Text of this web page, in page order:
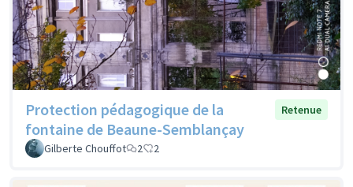
Protection pédagogique de la
fontaine de Beaune-Semblançay
Retenue
Gilberte Chouffot 2 2